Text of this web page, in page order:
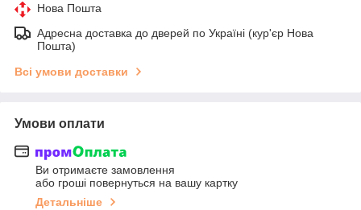
Нова Пошта
Адресна доставка до дверей по Україні (кур'єр Нова
Пошта)
Всі умови доставки
Умови оплати
Ви отримаєте замовлення
або гроші повернуться на вашу картку
Детальніше